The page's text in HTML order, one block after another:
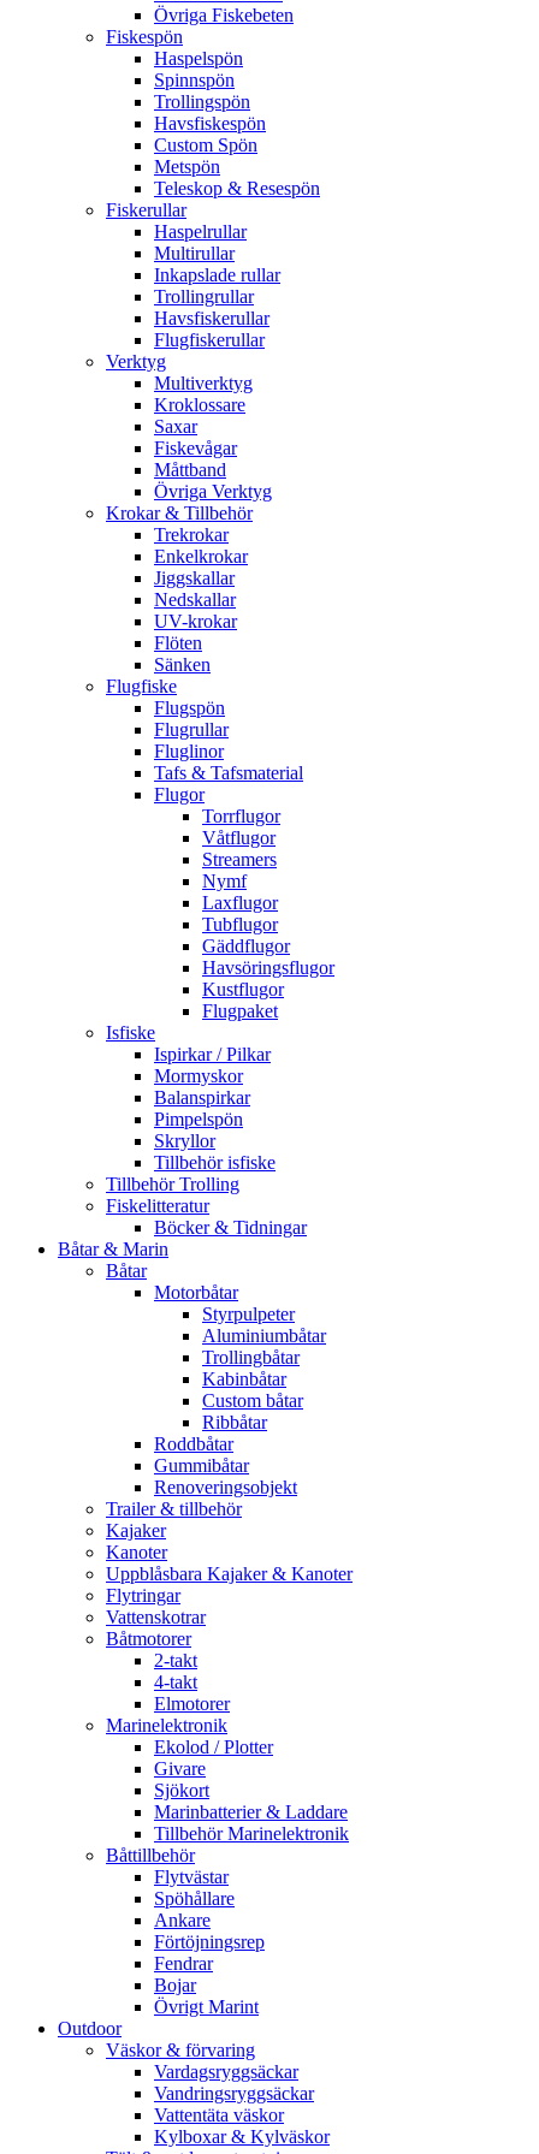
Övriga Fiskebeten
Fiskespön
Haspelspön
Spinnspön
Trollingspön
Havsfiskespön
Custom Spön
Metspön
Teleskop & Resespön
Fiskerullar
Haspelrullar
Multirullar
Inkapslade rullar
Trollingrullar
Havsfiskerullar
Flugfiskerullar
Verktyg
Multiverktyg
Kroklossare
Saxar
Fiskevågar
Måttband
Övriga Verktyg
Krokar & Tillbehör
Trekrokar
Enkelkrokar
Jiggskallar
Nedskallar
UV-krokar
Flöten
Sänken
Flugfiske
Flugspön
Flugrullar
Fluglinor
Tafs & Tafsmaterial
Flugor
Torrflugor
Våtflugor
Streamers
Nymf
Laxflugor
Tubflugor
Gäddflugor
Havsöringsflugor
Kustflugor
Flugpaket
Isfiske
Ispirkar / Pilkar
Mormyskor
Balanspirkar
Pimpelspön
Skryllor
Tillbehör isfiske
Tillbehör Trolling
Fiskelitteratur
Böcker & Tidningar
Båtar & Marin
Båtar
Motorbåtar
Styrpulpeter
Aluminiumbåtar
Trollingbåtar
Kabinbåtar
Custom båtar
Ribbåtar
Roddbåtar
Gummibåtar
Renoveringsobjekt
Trailer & tillbehör
Kajaker
Kanoter
Uppblåsbara Kajaker & Kanoter
Flytringar
Vattenskotrar
Båtmotorer
2-takt
4-takt
Elmotorer
Marinelektronik
Ekolod / Plotter
Givare
Sjökort
Marinbatterier & Laddare
Tillbehör Marinelektronik
Båttillbehör
Flytvästar
Spöhållare
Ankare
Förtöjningsrep
Fendrar
Bojar
Övrigt Marint
Outdoor
Väskor & förvaring
Vardagsryggsäckar
Vandringsryggsäckar
Vattentäta väskor
Kylboxar & Kylväskor